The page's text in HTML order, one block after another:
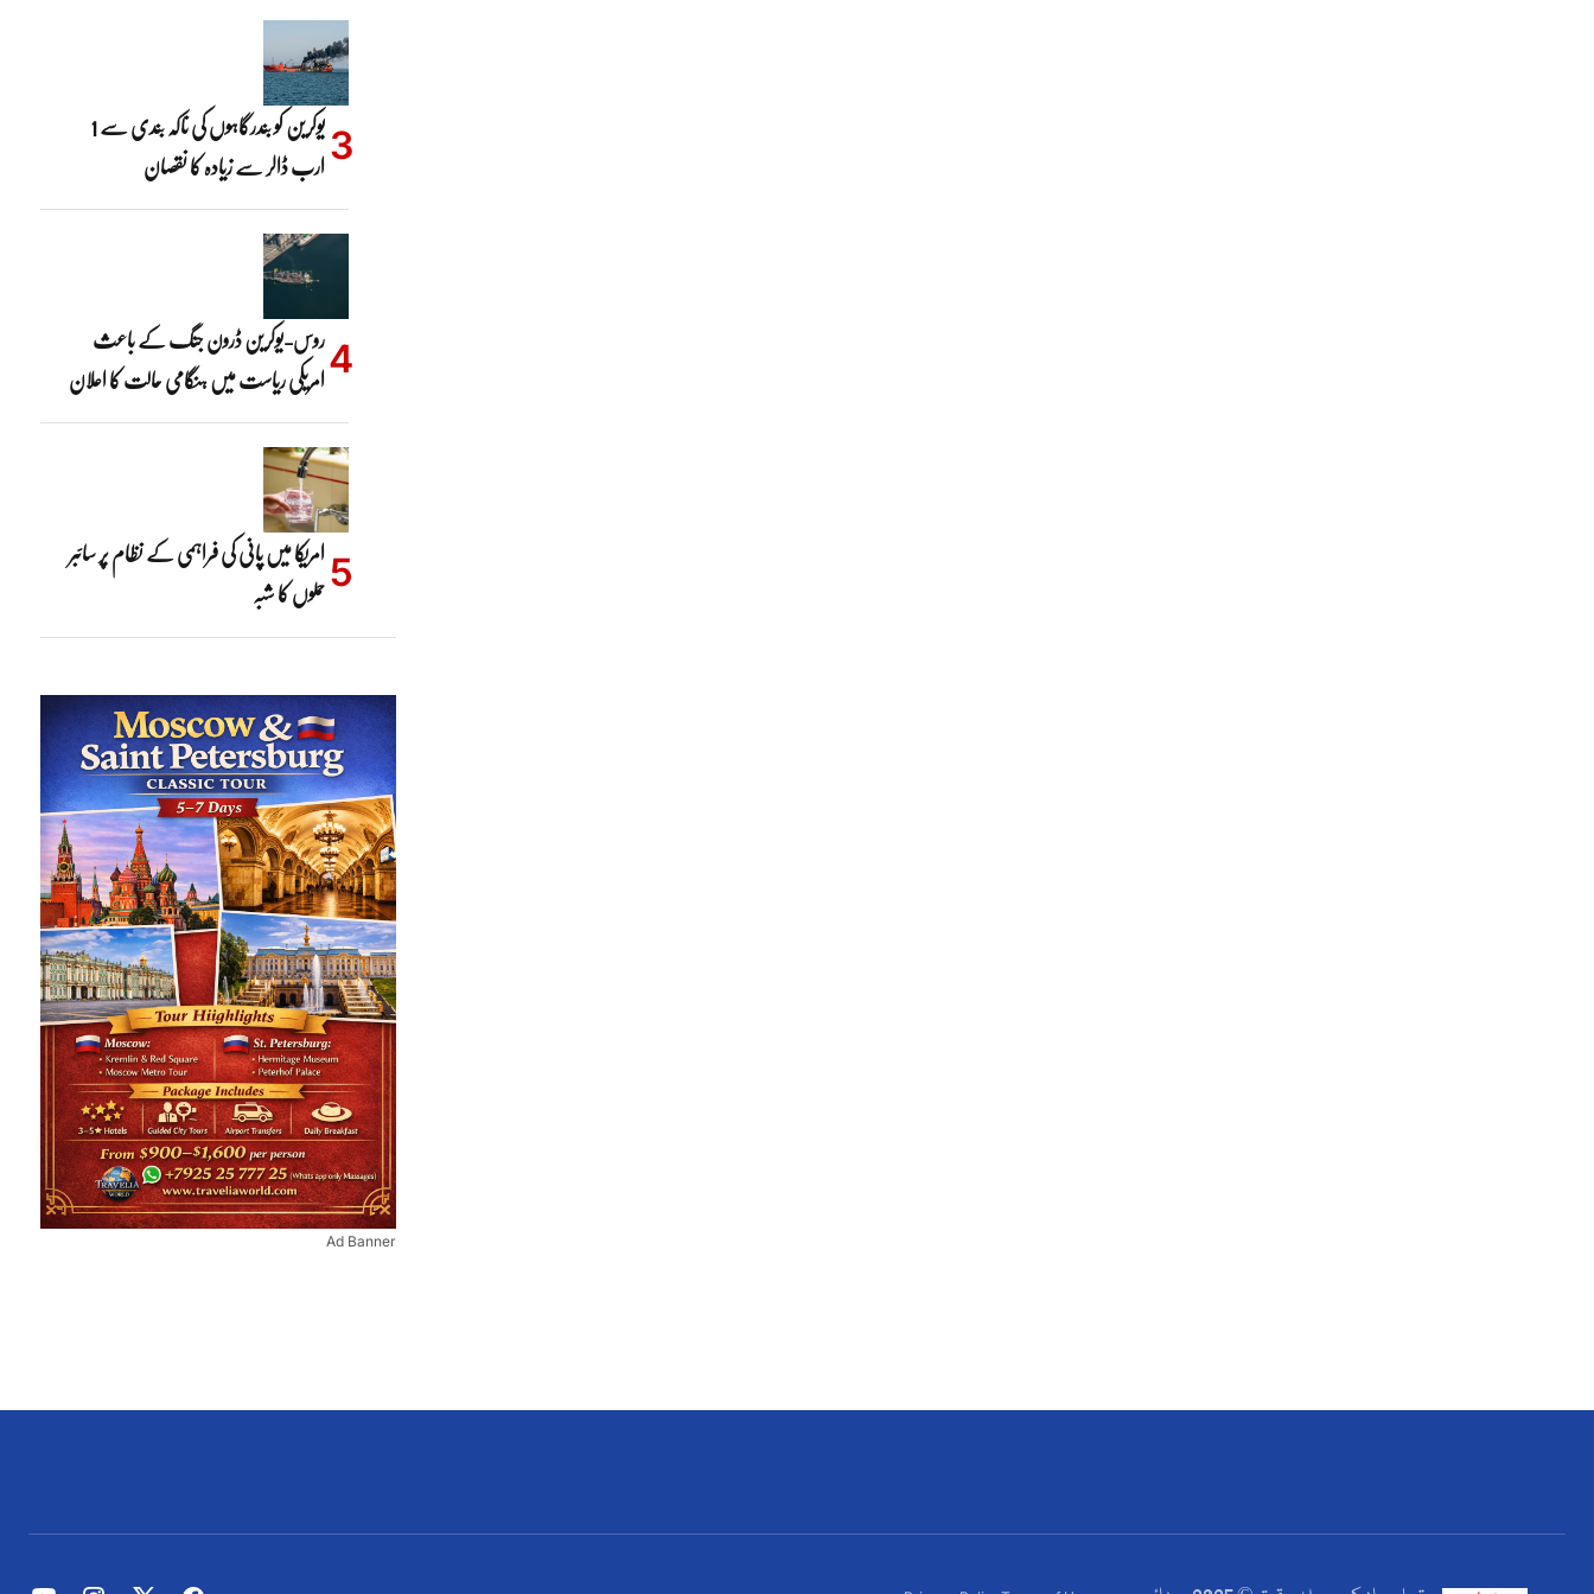
یوکرین کو بندرگاہوں کی ناکہ بندی سے 1
ارب ڈالر سے زیادہ کا نقصان
روس-یوکرین ڈرون جنگ کے باعث
امریکی ریاست میں ہنگامی حالت کا اعلان
امریکا میں پانی کی فراہمی کے نظام پر سائبر
حملوں کا شبہ
Ad Banner